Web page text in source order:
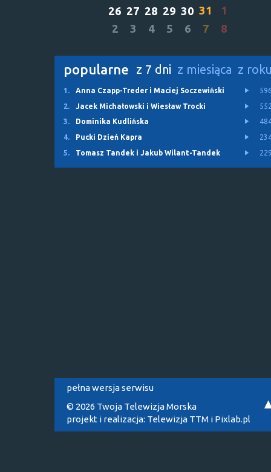
26 27 28 29 30 31
1
2
3 4 5 6 7 8
popularne z 7 dni z miesiąca z
1. Anna Czapp-Treder i Maciej Soczewiński
2.
Jacek Michałowski i Wiesław Trocki
3.
Dominika Kudlińska
4.
Pucki Dzień Kapra
5.
Tomasz Tandek i Jakub Wilant-Tandek
pełna wersja serwisu
© 2026 Twoja Telewizja Morska
projekt i realizacja: Telewizja TTM i Pixlab.pl